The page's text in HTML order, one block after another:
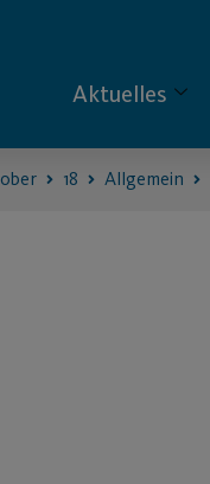
Aktuelles
18 Allgemein